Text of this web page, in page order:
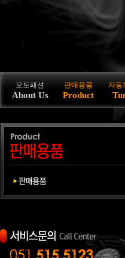
오토패션
About Us
판매용품
Product
자동